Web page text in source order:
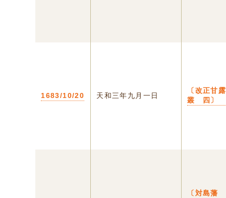
1683/10/20 天和三年九月一日
〔改正甘露
叢 四〕
〔対島藩